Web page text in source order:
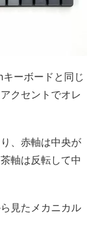
ーボードと同じ
クセントでオレ
、赤軸は中央が
軸は反転して中
見たメカニカル